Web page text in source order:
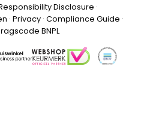
Disclosure ·
· Privacy· Compliance Guide ·
BNPL